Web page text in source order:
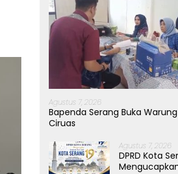
Agustus 7, 2026
Bapenda Serang Buka Warung
Ciruas
Agustus 7, 2026
DPRD Kota